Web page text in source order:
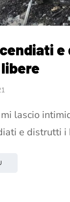
lascio
e distrutti